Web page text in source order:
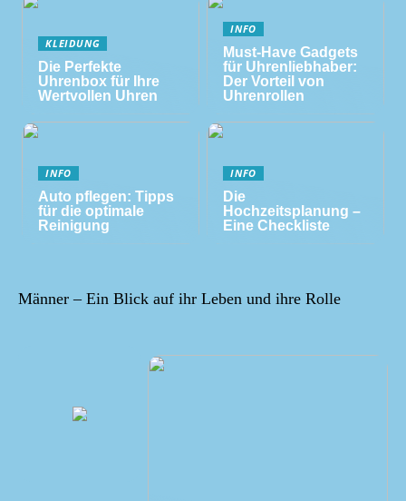
KLEIDUNG
Die Perfekte
Uhrenbox für Ihre
Wertvollen Uhren
INFO
Must-Have Gadgets
für Uhrenliebhaber:
Der Vorteil von
Uhrenrollen
INFO
Auto pflegen: Tipps
für die optimale
Reinigung
INFO
Die
Hochzeitsplanung –
Eine Checkliste
Männer – Ein Blick auf ihr Leben und ihre Rolle